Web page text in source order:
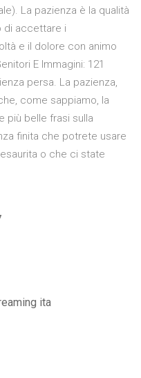
La pazienza è la qualità
di accettare i
e il dolore con animo
E Immagini: 121
persa. La pazienza,
come sappiamo, la
più belle frasi sulla
finita che potrete usare
o che ci state
ita